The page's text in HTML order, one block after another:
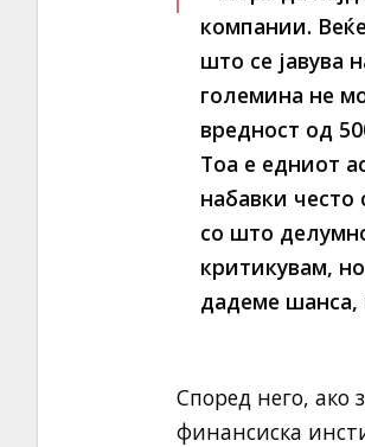
компании.
што се јавува
големина не
вредност од
Тоа е едниот
набавки
со што
критикувам,
дадеме шанса,
Според него, ако
финансиска